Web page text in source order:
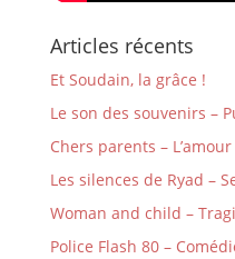
Articles récents
Et Soudain, la grâce !
Le son des souvenirs –
Chers parents –
Les silences de Ryad –
Woman and child –
Police Flash 80 –